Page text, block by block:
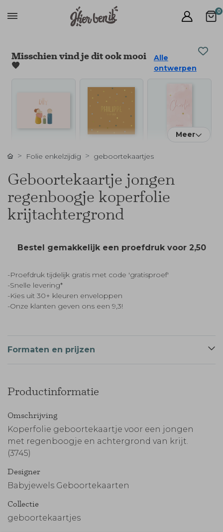
0
Misschien vind je dit ook mooi
🧡
Alle
ontwerpen
Meer
Folie enkelzijdig geboortekaartjes
Geboortekaartje jongen
regenboogje koperfolie
krijtachtergrond
Bestel gemakkelijk een proefdruk voor 2,50
-Proefdruk tijdelijk gratis met code 'gratisproef'
-Snelle levering*
-Kies uit 30+ kleuren enveloppen
-Onze klanten geven ons een 9,3!
Formaten en prijzen
Productinformatie
Omschrijving
Koperfolie geboortekaartje voor een jongen
met regenboogje en achtergrond van krijt.
(3745)
Designer
Babyjewels Geboortekaarten
Collectie
geboortekaartjes